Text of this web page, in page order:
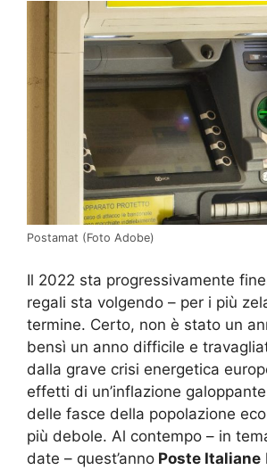
Postamat (Foto Adobe)
Il 2022 sta progressivamente
regali sta volgendo – per i più
termine. Certo, non è stato un
bensì un anno difficile e
dalla grave crisi energetica
effetti di un’inflazione
delle fasce della popolazione
più debole. Al contempo – in
date – quest’anno Poste Italiane